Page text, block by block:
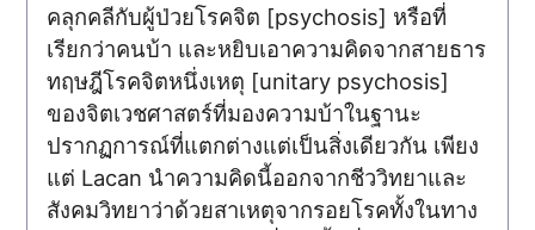
คลุกคลีกับผู้ป่วยโรคจิต [psychosis] หรือที่
เรียกว่าคนบ้า และหยิบเอาความคิดจากสายธาร
ทฤษฎีโรคจิตหนึ่งเหตุ [unitary psychosis]
ของจิตเวชศาสตร์ที่มองความบ้าในฐานะ
ปรากฏการณ์ที่แตกต่างแต่เป็นสิ่งเดียวกัน เพียง
แต่ Lacan นำความคิดนี้ออกจากชีววิทยาและ
สังคมวิทยาว่าด้วยสาเหตุจากรอยโรคทั้งในทาง